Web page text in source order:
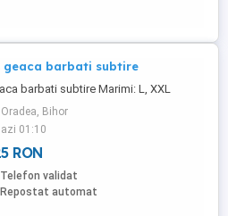
geaca barbati subtire
barbati subtire Marimi: L, XXL
Oradea, Bihor
azi 01:10
RON
Telefon validat
Repostat automat